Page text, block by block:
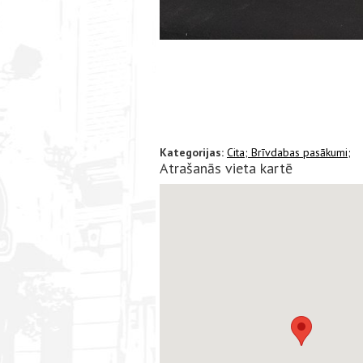
Kategorijas: Cita; Brīvdabas pasākumi;
Atrašanās vieta kartē